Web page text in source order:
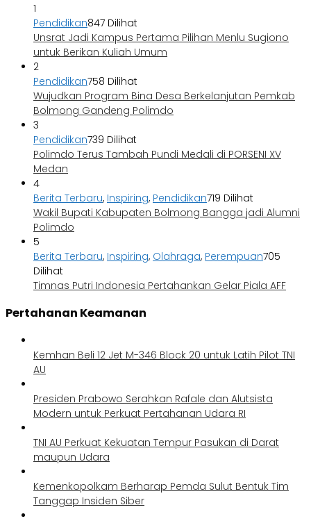
1
Pendidikan847 Dilihat
Unsrat Jadi Kampus Pertama Pilihan Menlu Sugiono
untuk Berikan Kuliah Umum
2
Pendidikan758 Dilihat
Wujudkan Program Bina Desa Berkelanjutan Pemkab
Bolmong Gandeng Polimdo
3
Pendidikan739 Dilihat
Polimdo Terus Tambah Pundi Medali di PORSENI XV
Medan
4
Berita Terbaru, Inspiring, Pendidikan719 Dilihat
Wakil Bupati Kabupaten Bolmong Bangga jadi Alumni
Polimdo
5
Berita Terbaru, Inspiring, Olahraga, Perempuan705
Dilihat
Timnas Putri Indonesia Pertahankan Gelar Piala AFF
Pertahanan Keamanan
Kemhan Beli 12 Jet M-346 Block 20 untuk Latih Pilot TNI
AU
Presiden Prabowo Serahkan Rafale dan Alutsista
Modern untuk Perkuat Pertahanan Udara RI
TNI AU Perkuat Kekuatan Tempur Pasukan di Darat
maupun Udara
Kemenkopolkam Berharap Pemda Sulut Bentuk Tim
Tanggap Insiden Siber